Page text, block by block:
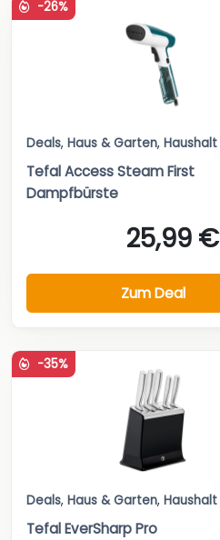
-26%
Deals, Haus & Garten, Haushalt
Tefal Access Steam First
Dampfbürste
25,99 €
Zum Deal
-35%
Deals, Haus & Garten, Haushalt
Tefal EverSharp Pro